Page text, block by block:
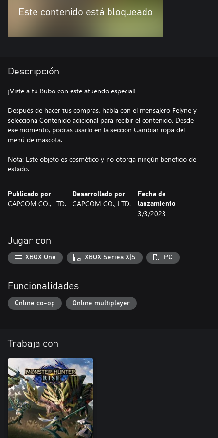
Este contenido está bloqueado
Descripción
¡Viste a tu Bubo con este atuendo especial!
Después de hacer tus compras, habla con el mensajero Felyne y
selecciona Contenido adicional para recibir el contenido. Desde
ese momento, podrás usarlo en la sección Cambiar ropa del
menú de mascota.
Nota: Este objeto es cosmético y no otorga ningún beneficio de
estado.
Publicado por
CAPCOM CO., LTD.
Desarrollado por
CAPCOM CO., LTD.
Fecha de
lanzamiento
3/3/2023
Jugar con
XBOX One XBOX Series X|S PC
Funcionalidades
Online co-op Online multiplayer
Trabaja con